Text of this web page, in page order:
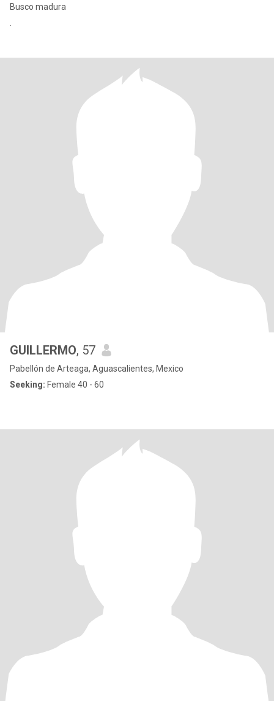
Busco madura
GUILLERMO, 57
Pabellón de Arteaga, Aguascalientes, Mexico
Seeking: Female 40 - 60